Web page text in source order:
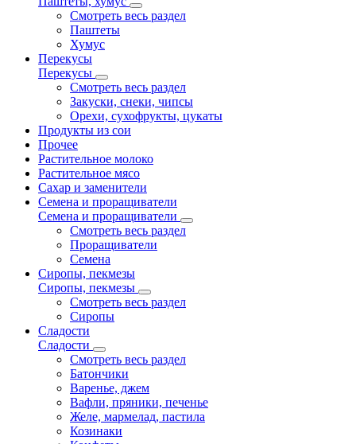
Смотреть весь раздел
Паштеты
Хумус
Перекусы
Перекусы
Смотреть весь раздел
Закуски, снеки, чипсы
Орехи, сухофрукты, цукаты
Продукты из сои
Прочее
Растительное молоко
Растительное мясо
Сахар и заменители
Семена и проращиватели
Семена и проращиватели
Смотреть весь раздел
Проращиватели
Семена
Сиропы, пекмезы
Сиропы, пекмезы
Смотреть весь раздел
Сиропы
Сладости
Сладости
Смотреть весь раздел
Батончики
Варенье, джем
Вафли, пряники, печенье
Желе, мармелад, пастила
Козинаки